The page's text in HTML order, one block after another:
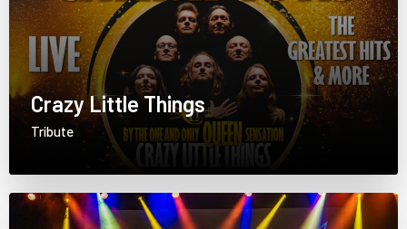
Crazy Little Things
Tribute